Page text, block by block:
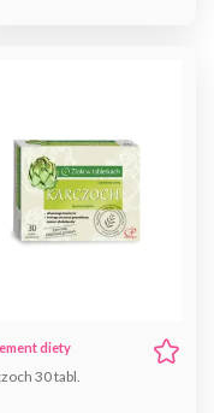
diety
30 tabl.